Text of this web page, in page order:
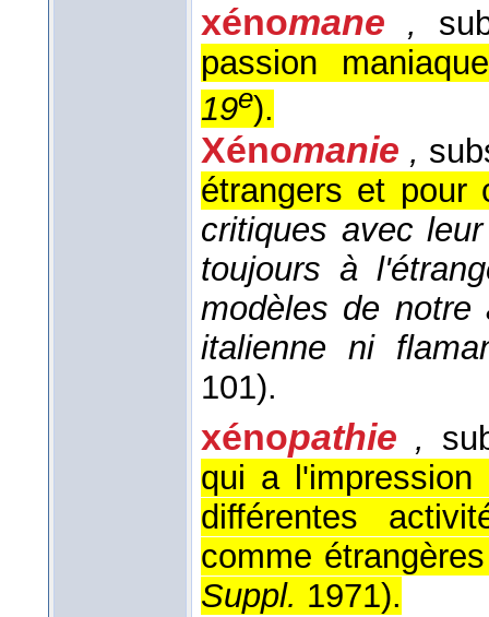
xénomane ,
passion
19e).
Xénomanie ,
étrangers et pour
critiques avec
toujours à
modèles de
italienne ni
101).
xénopathie ,
qui a
différentes
comme
Suppl. 1971).